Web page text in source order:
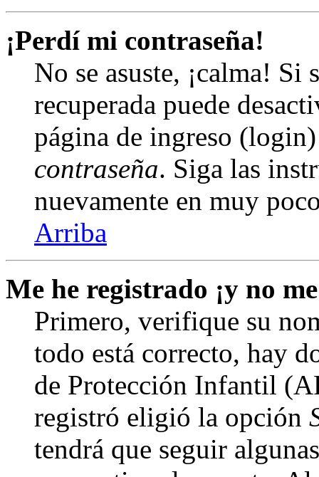
¡Perdí mi contraseña!
No se asuste, ¡calma! Si
recuperada puede
página de ingreso
contraseña. Siga las
nuevamente en muy
Arriba
Me he registrado ¡y no
Primero, verifique su
todo está correcto, hay
de Protección Infantil
registró eligió la opción
tendrá que seguir